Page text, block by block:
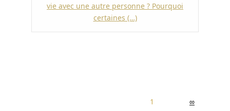
vie avec une autre personne ? Pourquoi
certaines (…)
1 ∞